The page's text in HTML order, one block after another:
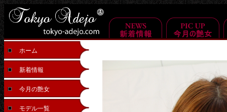
ホーム
新着情報
今月の艶女
モデル一覧